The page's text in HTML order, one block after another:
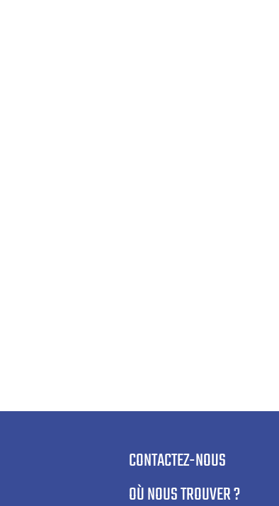
CONTACTEZ-NOUS
OÙ NOUS TROUVER ?